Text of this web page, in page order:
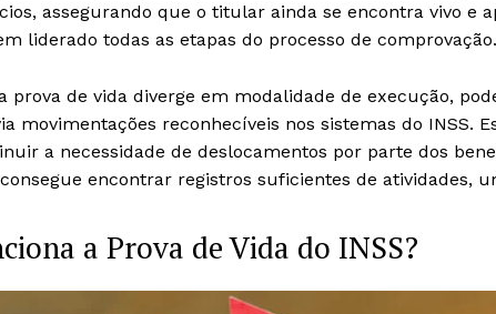
assegurando que o titular ainda se encontra vivo e
liderado todas as etapas do processo de comprovação.
prova de vida diverge em modalidade de execução,
movimentações reconhecíveis nos sistemas do INSS.
a necessidade de deslocamentos por parte dos
encontrar registros suficientes de atividades,
a Prova de Vida do INSS?